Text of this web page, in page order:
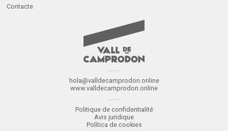
hola@valldecamprodon.online
www.valldecamprodon.online
Politique de confidentialité
Avis juridique
Política de cookies
Contacte